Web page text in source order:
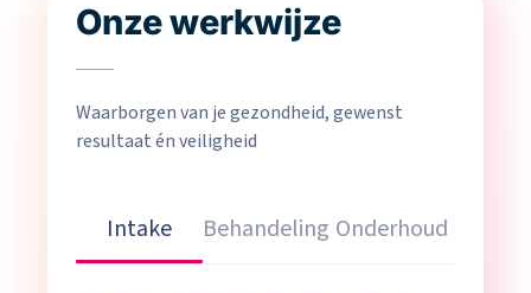
Onze werkwijze
Waarborgen van je gezondheid, gewenst
resultaat én veiligheid
Intake Behandeling Onderhoud